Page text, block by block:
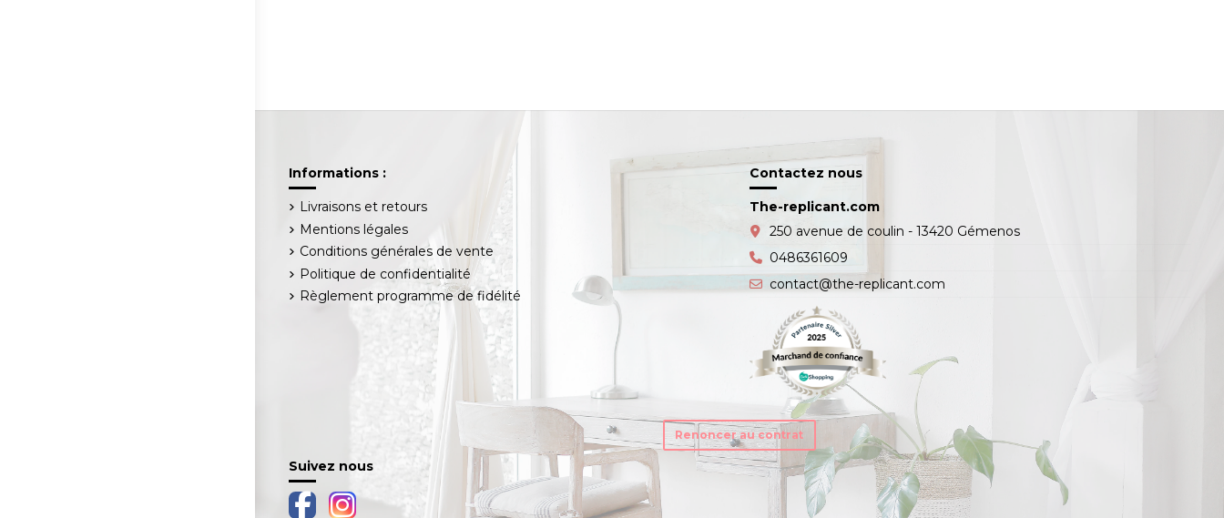
Informations :
Livraisons et retours
Mentions légales
Conditions générales de vente
Politique de confidentialité
Règlement programme de fidélité
Contactez nous
The-replicant.com
250 avenue de coulin - 13420 Gémenos
0486361609
contact@the-replicant.com
Renoncer au contrat
Suivez nous